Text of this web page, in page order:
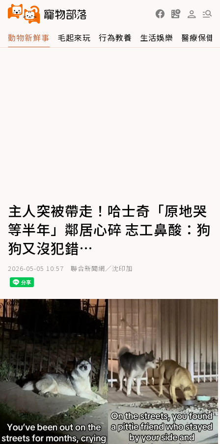
動物新鮮事 毛起來玩 行為教養 生活娛樂 醫療保健
主人突被帶走！哈士奇「原地哭
等半年」鄰居心碎 志工鼻酸：狗
狗又沒犯錯…
2026-05-05 10:57 聯合新聞網／沈印加